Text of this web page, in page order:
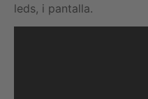
leds, i pantalla.